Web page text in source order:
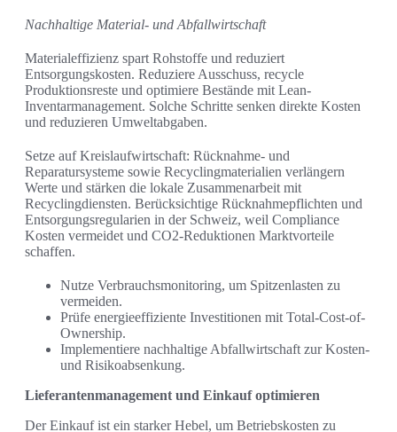
Nachhaltige Material- und Abfallwirtschaft
Materialeffizienz spart Rohstoffe und reduziert
Entsorgungskosten. Reduziere Ausschuss, recycle
Produktionsreste und optimiere Bestände mit Lean-
Inventarmanagement. Solche Schritte senken direkte Kosten
und reduzieren Umweltabgaben.
Setze auf Kreislaufwirtschaft: Rücknahme- und
Reparatursysteme sowie Recyclingmaterialien verlängern
Werte und stärken die lokale Zusammenarbeit mit
Recyclingdiensten. Berücksichtige Rücknahmepflichten und
Entsorgungsregularien in der Schweiz, weil Compliance
Kosten vermeidet und CO2-Reduktionen Marktvorteile
schaffen.
Nutze Verbrauchsmonitoring, um Spitzenlasten zu
vermeiden.
Prüfe energieeffiziente Investitionen mit Total-Cost-of-
Ownership.
Implementiere nachhaltige Abfallwirtschaft zur Kosten-
und Risikoabsenkung.
Lieferantenmanagement und Einkauf optimieren
Der Einkauf ist ein starker Hebel, um Betriebskosten zu